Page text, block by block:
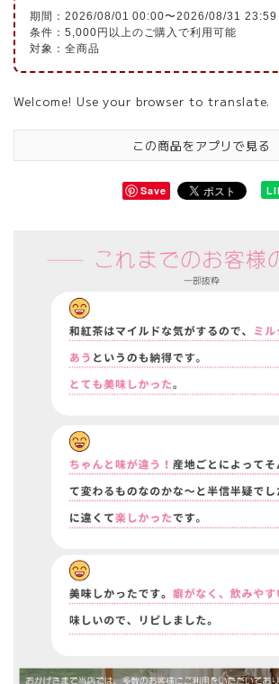
期間：2026/08/01 00:00〜2026/08/31 23:59
条件：5,000円以上のご購入で利用可能
対象：全商品
Welcome! Use your browser to translate.
この商品をアプリで見る
Save